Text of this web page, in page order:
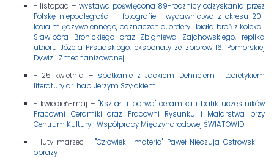
- listopad – wystawa poświęcona 89-rocznicy odzyskania przez
Polskę niepodległości – fotografie i wydawnictwa z okresu 20-
lecia międzywojennego, odznaczenia, ordery i biała broń z kolekcji
Sławibóra Bronickiego oraz Zbigniewa Zajchowskiego, replika
ubioru Józefa Piłsudskiego, eksponaty ze zbiorów 16. Pomorskiej
Dywizji Zmechanizowanej
- 25 kwietnia – spotkanie z Jackiem Dehnelem i teoretykiem
literatury dr. hab. Jerzym Szyłakiem
- kwiecień-maj –"Kształt i barwa" ceramika i batik uczestników
Pracowni Ceramiki oraz Pracowni Rysunku i Malarstwa przy
Centrum Kultury i Współpracy Międzynarodowej ŚWIATOWID
- luty-marzec – "Człowiek i materia" Paweł Nieczuja-Ostrowski –
obrazy